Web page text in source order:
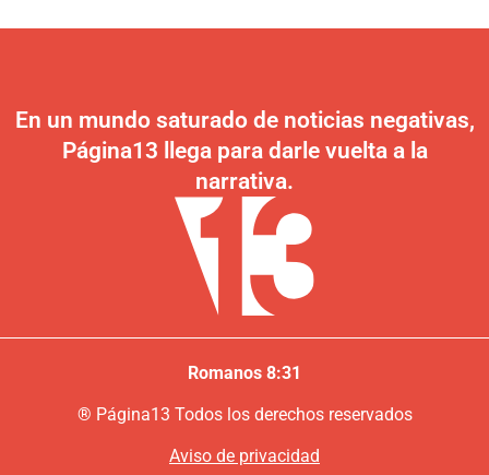
En un mundo saturado de noticias negativas,
Página13 llega para darle vuelta a la
narrativa.
Romanos 8:31
® Página13 Todos los derechos reservados
Aviso de privacidad